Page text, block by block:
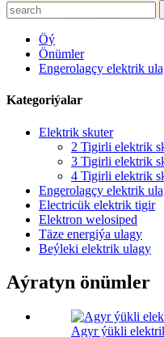
Öý
Önümler
Engerolagçy elektrik
Kategoriýalar
Elektrik skuter
2 Tigirli elektrik
3 Tigirli elektrik
4 Tigirli elektrik
Engerolagçy elektrik
Electricük elektrik tigir
Elektron welosiped
Täze energiýa ulagy
Beýleki elektrik ulagy
Aýratyn önümler
Agyr ýükli